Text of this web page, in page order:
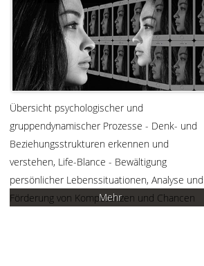
Übersicht psychologischer und
gruppendynamischer Prozesse - Denk- und
Beziehungsstrukturen erkennen und
verstehen, Life-Blance - Bewältigung
persönlicher Lebenssituationen, Analyse und
Förderung von Kompetenzen und Chancen
Mehr